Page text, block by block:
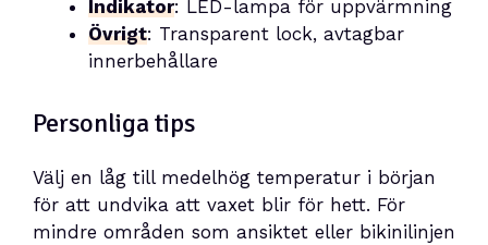
Indikator: LED-lampa för uppvärmning
Övrigt: Transparent lock, avtagbar
innerbehållare
Personliga tips
Välj en låg till medelhög temperatur i början
för att undvika att vaxet blir för hett. För
mindre områden som ansiktet eller bikinilinjen